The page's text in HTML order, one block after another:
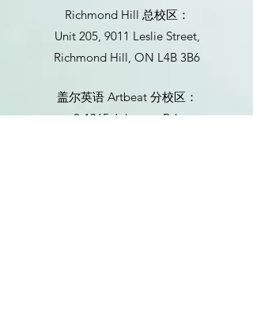
Richmond Hill 总校区：
Unit 205, 9011 Leslie Street,
Richmond Hill, ON L4B 3B6
盖尔英语 Artbeat 分校区：
3-1365 Johnston Rd,